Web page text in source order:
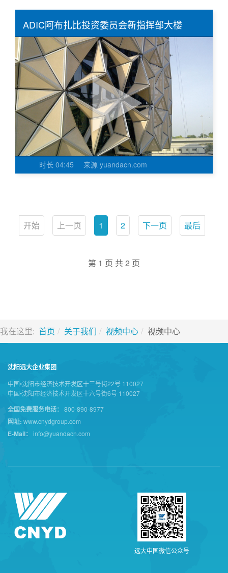
ADIC阿布扎比投资委员会新指挥部大楼
时长 04:45 来源 yuandacn.com
开始 上一页 1 2 下一页 最后
第 1 页 共 2 页
我在这里: 首页 关于我们 视频中心 视频中心
沈阳远大企业集团
中国•沈阳市经济技术开发区十三号街22号 110027
中国•沈阳市经济技术开发区十六号街6号 110027
全国免费服务电话： 800-890-8977
网址: www.cnydgroup.com
E-Mail： info@yuandacn.com
远大中 国微信公众号